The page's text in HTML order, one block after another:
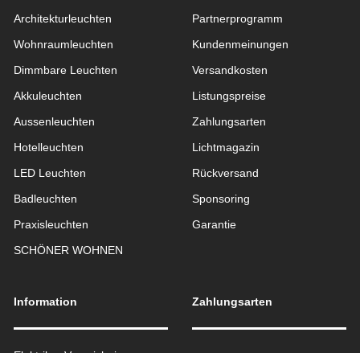
Architekturleuchten
Wohnraum­leuchten
Dimmbare Leuchten
Akkuleuchten
Aussen­leuchten
Hotelleuchten
LED Leuchten
Badleuchten
Praxisleuchten
SCHÖNER WOHNEN
Partnerprogramm
Kundenmeinungen
Versandkosten
Listungspreise
Zahlungsarten
Lichtmagazin
Rückversand
Sponsoring
Garantie
Information Zahlungsarten